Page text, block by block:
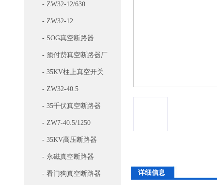
- ZW32-12/630
- ZW32-12
- SOG真空断路器
- 预付费真空断路器厂
- 35KV柱上真空开关
- ZW32-40.5
- 35千伏真空断路器
- ZW7-40.5/1250
- 35KV高压断路器
- 永磁真空断路器
- 看门狗真空断路器 详细信息